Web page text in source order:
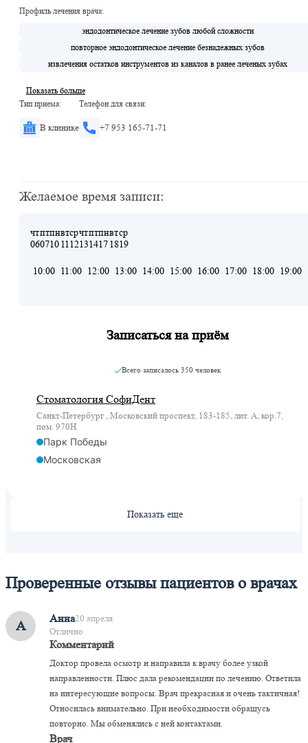
Профиль лечения врача:
эндодонтическое лечение зубов любой сложности
повторное эндодонтическое лечение безнадежных зубов
извлечения остатков инструментов из каналов в ранее леченых зубах
Показать больше
Тип приема:
В клинике
Телефон для связи:
+7 953 165-71-71
Желаемое время записи:
чт
06
пт
07
пн
10
вт
11
ср
12
чт
13
пт
14
пн
17
вт
18
ср
19
10:00 11:00 12:00 13:00 14:00 15:00 16:00 17:00 18:00 19:00
Записаться на приём
Всего записалось 350 человек
Стоматология СофиДент
Санкт-Петербург , Московский проспект, 183-185, лит. А, кор.7,
пом. 970Н
Парк Победы
Московская
Показать еще
Проверенные отзывы пациентов о врачах
А Анна20 апреля
Отлично
Комментарий
Доктор провела осмотр и направила к врачу более узкой
направленности. Плюс дала рекомендации по лечению. Ответила
на интересующие вопросы. Врач прекрасная и очень тактичная!
Относилась внимательно. При необходимости обращусь
повторно. Мы обменялись с ней контактами.
Врач